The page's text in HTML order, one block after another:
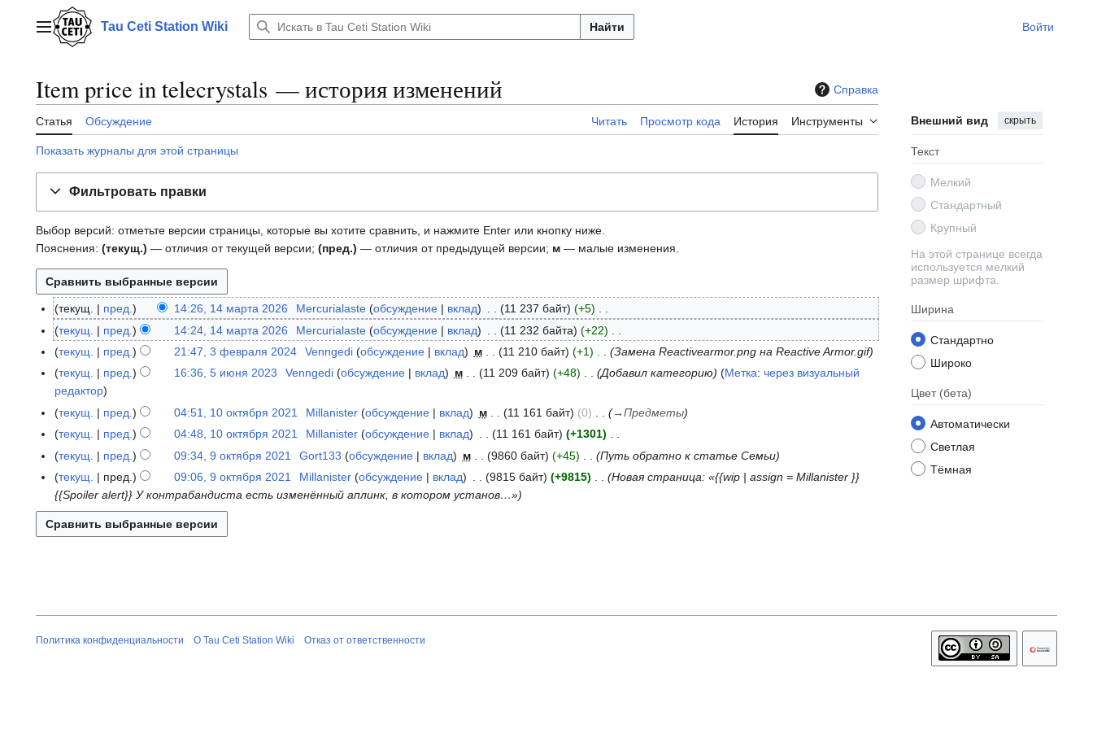
содержаниюГлавное менюTau Ceti Station Wiki Найти Войти
Item price in telecrystals — история изменений Справка
Статья Обсуждение Читать Просмотр кода История Инструменты Внешний вид скрыть
Текст
Мелкий
Стандартный
Крупный
На этой странице всегда
используется мелкий
размер шрифта.
Ширина
Стандартно
Широко
Цвет (бета)
Автоматически
Светлая
Тёмная
Показать журналы для этой страницы
Фильтровать правки
Выбор версий: отметьте версии страницы, которые вы хотите сравнить, и нажмите Enter или кнопку ниже.
Пояснения: (текущ.) — отличия от текущей версии; (пред.) — отличия от предыдущей версии; м — малые изменения.
1
4
а
2
0
текущ. пред. 14:26, 14 марта 2026 Mercurialaste обсуждение вклад 11 237 байт
+5
Н
е
т
о
п
и
с
а
и
я
п
р
и
текущ. пред. 14:24, 14 марта 2026 Mercurialaste обсуждение вклад 11 232 байта
+22
Н
т
о
п
и
с
а
н
и
я
к
3
ф
л
я
0
текущ. пред. 21:47, 3 февраля 2024 Venngedi обсуждение вклад м 11 210 байт +1
Замена Reactivearmor.png на Reactive Armor.gif
5
ю
0
текущ. пред. 16:36, 5 июня 2023 Venngedi обсуждение вклад м 11 209 байт +48 Добавил категорию Метка: через визуальный
редактор
1
0
р
текущ. пред. 04:51, 10 октября 2021 Millanister обсуждение вклад м 11 161 байт 0 →Предметы
текущ.
пред. 04:48, 10 октября 2021 Millanister обсуждение вклад 11 161 байт
+1301
Н
т
о
п
и
п
9
о
т
0
2
текущ. пред. 09:34, 9 октября 2021 Gort133 обсуждение вклад м 9860 байт +45
Путь обратно к статье Семьи
текущ.
пред. 09:06, 9 октября 2021 Millanister обсуждение вклад 9815 байт +9815
Новая страница: «{{wip | assign = ‎Millanister }}
{{Spoiler alert}} У контрабандиста есть изменённый аплинк, в котором установ…»
Политика конфиденциальности О Tau Ceti Station Wiki Отказ от ответственности